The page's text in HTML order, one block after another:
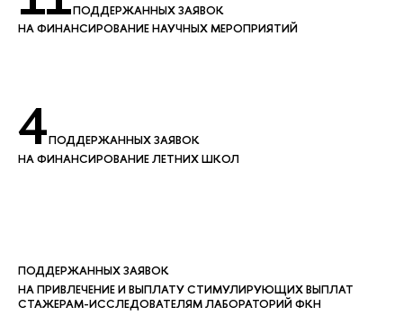
ПОДДЕРЖАННЫХ ЗАЯВОК
НА ФИНАНСИРОВАНИЕ НАУЧНЫХ МЕРОПРИЯТИЙ
4ПОДДЕРЖАННЫХ ЗАЯВОК
НА ФИНАНСИРОВАНИЕ ЛЕТНИХ ШКОЛ
ПОДДЕРЖАННЫХ ЗАЯВОК
НА ПРИВЛЕЧЕНИЕ И ВЫПЛАТУ СТИМУЛИРУЮЩИХ ВЫПЛАТ
СТАЖЕРАМ-ИССЛЕДОВАТЕЛЯМ ЛАБОРАТОРИЙ ФКН